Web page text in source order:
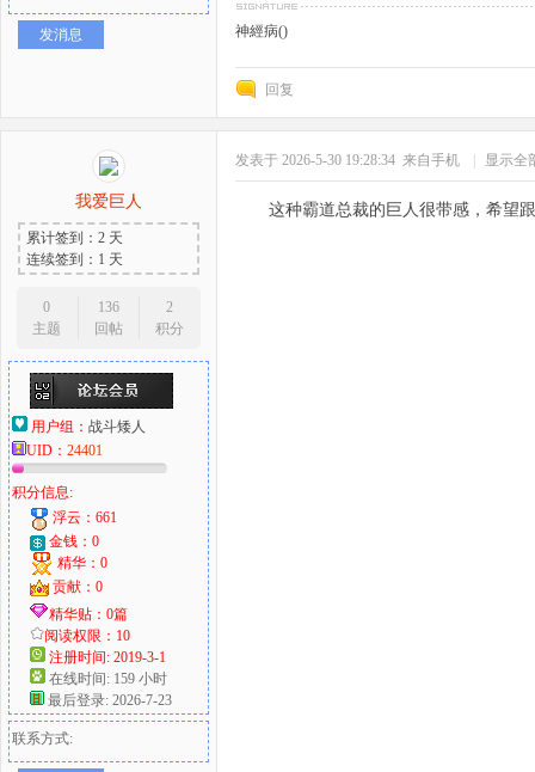
发消息 神經病()
回复
我爱巨人
累计签到：2 天
连续签到：1 天
0
主题
136
回帖
2
积分
用户组： 战斗矮人
UID： 24401
积分信息:
浮云：661
金钱：0
精华：0
贡献：0
精华贴：0篇
阅读权限：10
注册时间: 2019-3-1
在线时间: 159 小时
最后登录: 2026-7-23
联系方式:
发表于 2026-5-30 19:28:34 来自手机 显示全
这种霸道总裁的巨人很带感，希望